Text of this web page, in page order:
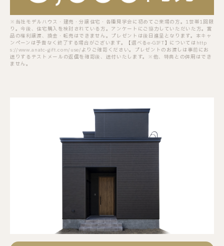
※当社モデルハウス・建売・分譲住宅・各種見学会に初めてご来場の方。1世帯1回限
り。今後、住宅購入を検討されている方。アンケートにご協力していただいた方。賞
品の権利譲渡、換金・転売はできません。プレゼントは後日進呈となります。本キャ
ンペーンは予告なく終了する場合がございます。【選べるe-GIFT】についてはhttp
s://www.anatc-gift.com/use/よりご確認ください。プレゼントのお渡しは事前にお
送りするテストメールの返信を確認後、送付いたします。※他、特典との併用はでき
ません。